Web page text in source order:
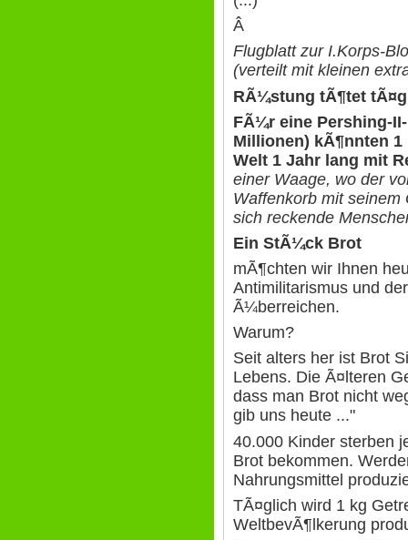
Â
Flugblatt zur I.Korps-
(verteilt mit kleinen
RÃ¼stung tÃ¶tet
FÃ¼r eine Pershing-
Millionen) kÃ¶nnten
Welt 1 Jahr lang mit
einer Waage, wo der
Waffenkorb mit
sich reckende
Ein StÃ¼ck Brot
mÃ¶chten wir Ihnen
Antimilitarismus und
Ã¼berreichen.
Warum?
Seit alters her ist Brot
Lebens. Die Ã¤lteren
dass man Brot nicht
gib uns heute ..."
40.000 Kinder sterben
Brot bekommen.
Nahrungsmittel
TÃ¤glich wird 1 kg
WeltbevÃ¶lkerung